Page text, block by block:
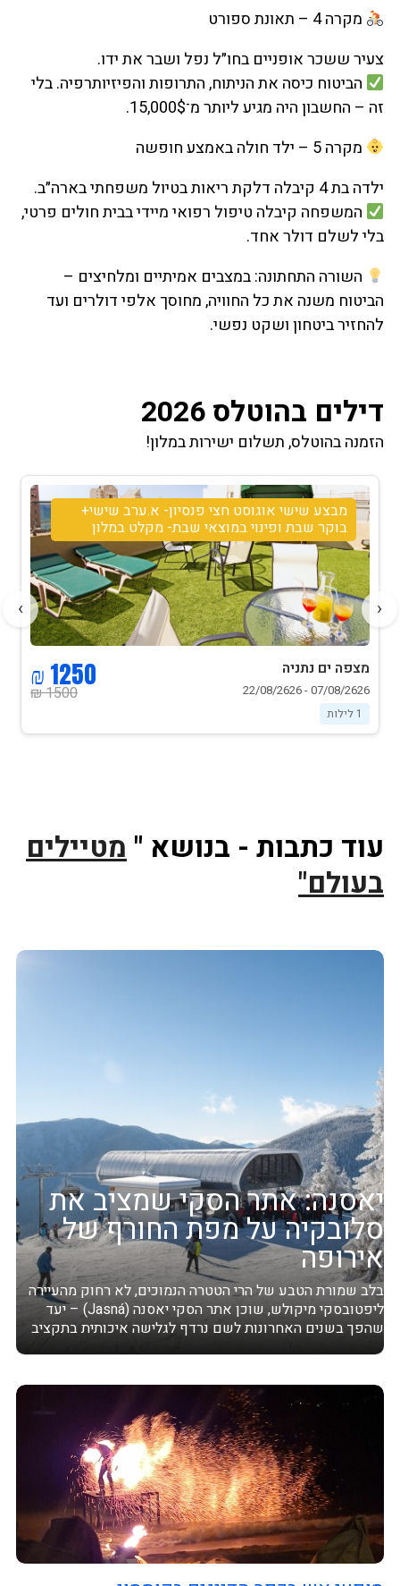
מקרה 4 – תאונת ספורט
צעיר ששכר אופניים בחו״ל נפל ושבר את ידו.
הביטוח כיסה את הניתוח, התרופות והפיזיותרפיה. בלי
זה – החשבון היה מגיע ליותר מ־15,000$.
מקרה 5 – ילד חולה באמצע חופשה
ילדה בת 4 קיבלה דלקת ריאות בטיול משפחתי בארה״ב.
המשפחה קיבלה טיפול רפואי מיידי בבית חולים פרטי,
בלי לשלם דולר אחד.
השורה התחתונה: במצבים אמיתיים ומלחיצים –
הביטוח משנה את כל החוויה, מחוסך אלפי דולרים ועד
להחזיר ביטחון ושקט נפשי.
דילים בהוטלס 2026
הזמנה בהוטלס, תשלום ישירות במלון!
מבצע שישי אוגוסט חצי פנסיון- א.ערב שישי+
בוקר שבת ופינוי במוצאי שבת- מקלט במלון
מצפה ים נתניה
07/08/2626 - 22/08/2626
1 לילות
1500 ₪
1250 ₪
‹
›
עוד כתבות - בנושא "מטיילים
בעולם"
יאסנה: אתר הסקי שמציב את
סלובקיה על מפת החורף של
אירופה
בלב שמורת הטבע של הרי הטטרה הנמוכים, לא רחוק מהעיירה
ליפטובסקי מיקולש, שוכן אתר הסקי יאסנה (Jasná) – יעד
שהפך בשנים האחרונות לשם נרדף לגלישה איכותית בתקציב
שפוי. עם תשתיות...